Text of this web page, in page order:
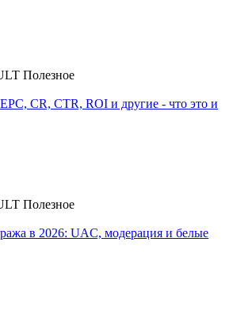
Полезное
CR, CTR, ROI и другие - что это и
Полезное
в 2026: UAC, модерация и белые